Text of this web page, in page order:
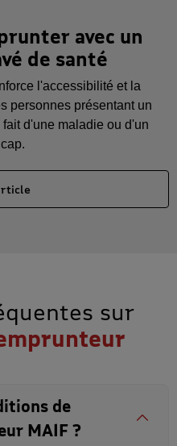
avec un
de santé
l'accessibilité et la
personnes présentant un
d'une maladie ou d'un
sur
de
MAIF ?